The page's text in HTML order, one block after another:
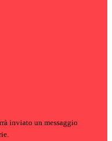
inviato un messaggio